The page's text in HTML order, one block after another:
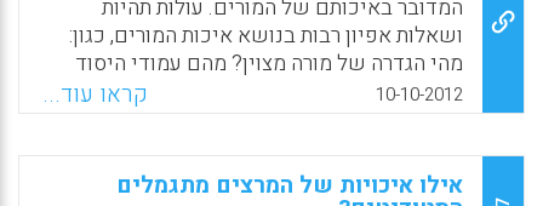
המדובר באיכותם של המורים. עולות תהיות
ושאלות אפיון רבות בנושא איכות המורים, כגון:
מהי הגדרה של מורה מצוין? מהם עמודי היסוד
שלו? האם מורה מצוין בכלל נולד ככזה או האם
תכונותיו, מאפייניו או הממדים לזיהוי שיטת
הוראתו הם אלמנטים נרכשים? בסקירה זו, אנו
מביאים הגדרות שונות, רשמים , כיווני פעולה
10-10-2012 קראו עוד...
אילו איכויות של המרצים מתגמלים